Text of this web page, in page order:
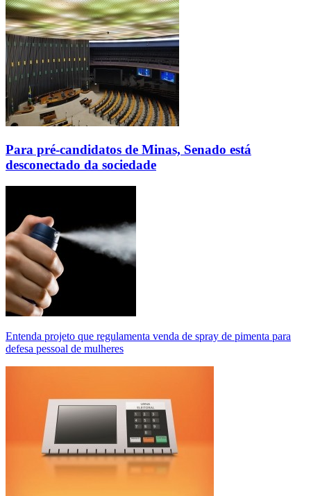
Para pré-candidatos de Minas, Senado está
desconectado da sociedade
Entenda projeto que regulamenta venda de spray de pimenta para
defesa pessoal de mulheres